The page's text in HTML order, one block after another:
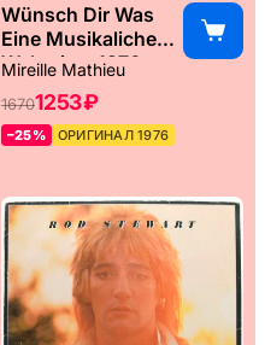
Wünsch Dir Was
Eine Musikaliche
Weltreise, 1976
Mireille Mathieu
16701253 ₽
–25% ОРИГИНАЛ 1976